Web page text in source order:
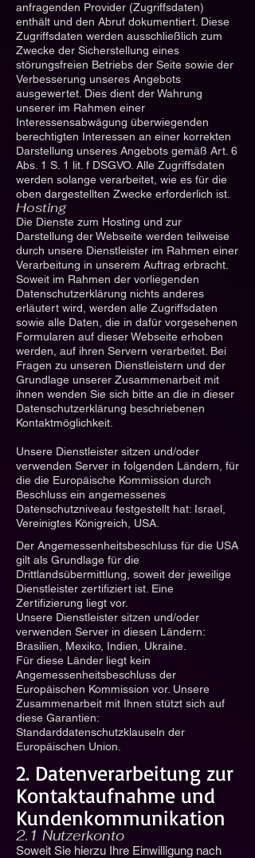
anfragenden Provider (Zugriffsdaten)
enthält und den Abruf dokumentiert. Diese
Zugriffsdaten werden ausschließlich zum
Zwecke der Sicherstellung eines
störungsfreien Betriebs der Seite sowie der
Verbesserung unseres Angebots
ausgewertet. Dies dient der Wahrung
unserer im Rahmen einer
Interessensabwägung überwiegenden
berechtigten Interessen an einer korrekten
Darstellung unseres Angebots gemäß Art. 6
Abs. 1 S. 1 lit. f DSGVO. Alle Zugriffsdaten
werden solange verarbeitet, wie es für die
oben dargestellten Zwecke erforderlich ist.
Hosting
Die Dienste zum Hosting und zur
Darstellung der Webseite werden teilweise
durch unsere Dienstleister im Rahmen einer
Verarbeitung in unserem Auftrag erbracht.
Soweit im Rahmen der vorliegenden
Datenschutzerklärung nichts anderes
erläutert wird, werden alle Zugriffsdaten
sowie alle Daten, die in dafür vorgesehenen
Formularen auf dieser Webseite erhoben
werden, auf ihren Servern verarbeitet. Bei
Fragen zu unseren Dienstleistern und der
Grundlage unserer Zusammenarbeit mit
ihnen wenden Sie sich bitte an die in dieser
Datenschutzerklärung beschriebenen
Kontaktmöglichkeit.
Unsere Dienstleister sitzen und/oder
verwenden Server in folgenden Ländern, für
die die Europäische Kommission durch
Beschluss ein angemessenes
Datenschutzniveau festgestellt hat: Israel,
Vereinigtes Königreich, USA.
Der Angemessenheitsbeschluss für die USA
gilt als Grundlage für die
Drittlandsübermittlung, soweit der jeweilige
Dienstleister zertifiziert ist. Eine
Zertifizierung liegt vor.
Unsere Dienstleister sitzen und/oder
verwenden Server in diesen Ländern:
Brasilien, Mexiko, Indien, Ukraine.
Für diese Länder liegt kein
Angemessenheitsbeschluss der
Europäischen Kommission vor. Unsere
Zusammenarbeit mit Ihnen stützt sich auf
diese Garantien:
Standarddatenschutzklauseln der
Europäischen Union.
2. Datenverarbeitung zur
Kontaktaufnahme und
Kundenkommunikation
2.1 Nutzerkonto
Soweit Sie hierzu Ihre Einwilligung nach